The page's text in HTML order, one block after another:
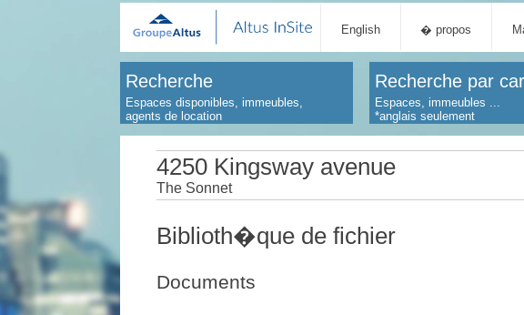
English � propos
Recherche
Espaces disponibles, immeubles,
agents de location
Recherche par
Espaces, immeubles ...
*anglais seulement
4250 Kingsway avenue
The Sonnet
Biblioth�que de fichier
Documents